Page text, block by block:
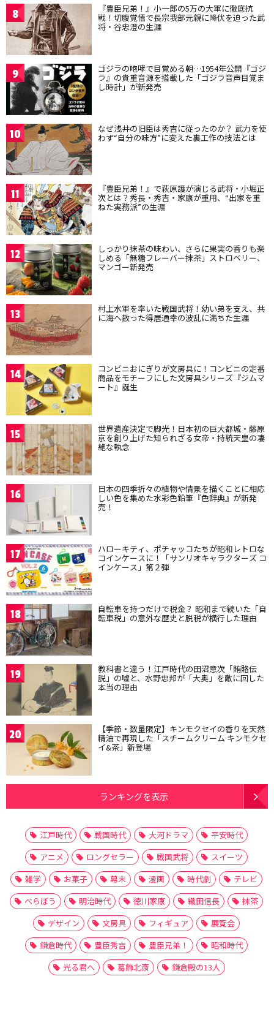
8 『豊臣兄弟！』小一郎の5万の大軍に徹底抗
戦！切腹覚悟で長宗我部元親に降伏を迫った武
将・谷忠澄の生涯
9 ゴジラの咆哮で目覚める朝…1954年公開『ゴジ
ラ』の貴重音源を搭載した「ゴジラ音声目覚ま
し時計」が新発売
10 なぜ浅井の旧臣は秀吉に従ったのか？ 武力を使
わず“自分の味方”に変えた裏工作の技法とは
11 『豊臣兄弟！』で萩原護が演じる武将・小堀正
次とは？秀長・秀吉・家康が重用、“出家を重
ねた実務派”の生涯
12 しっかり抹茶の味わい、さらに果実の香りも楽
しめる「無糖フレーバー抹茶」ストロベリー、
マンゴー新発売
13 村上水軍を率いた戦国武将！幼い弟を支え、共
に海へ散った得居通幸の波乱に満ちた生涯
14 コンビニおにぎりが文房具に！コンビニの定番
商品をモチーフにした文房具シリーズ『ジムマ
ート』誕生
15 世界遺産決定で脚光！日本初の巨大都城・藤原
京を創り上げた知られざる女帝・持統天皇の凄
絶な執念
16 日本の四季折々の植物や情景を描くことに相応
しい色を集めた水彩色鉛筆『色辞典』が新発
売！
17 ハローキティ、ポチャッコたちが昭和レトロな
コインケースに！「サンリオキャラクターズ コ
インケース」第２弾
18 自転車を持つだけで税金？ 昭和まで続いた「自
転車税」の意外な歴史と脱税が横行した理由
19 教科書と違う！江戸時代の田沼意次「賄賂伝
説」の嘘と、水野忠邦が「大奥」を敵に回した
本当の理由
20 【季節・数量限定】キンモクセイの香りを天然
精油で再現した「スチームクリーム キンモクセ
イ&茶」新登場
ランキングを表示
江戸時代 戦国時代 大河ドラマ
平安時代
アニメ
ロングセラー 戦国武将
スイーツ
雑学
お菓子 幕末 漫画 時代劇
テレビ
べらぼう
明治時代 徳川家康 織田信長
抹茶
デザイン
文房具 フィギュア
展覧会
鎌倉時代
豊臣秀吉 豊臣兄弟！
昭和時代
光る君へ
葛飾北斎 鎌倉殿の13人